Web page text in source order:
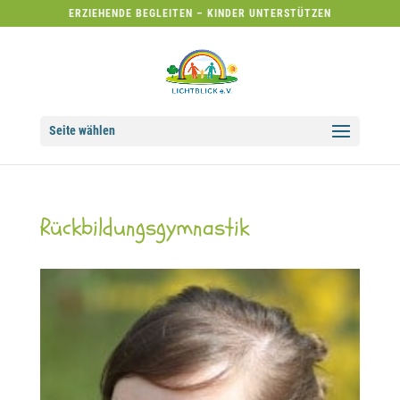
ERZIEHENDE BEGLEITEN – KINDER UNTERSTÜTZEN
Seite wählen
Rückbildungsgymnastik